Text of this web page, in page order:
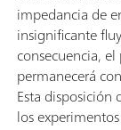
impedancia de
insignificante
consecuencia,
permanecerá
Esta disposición
los